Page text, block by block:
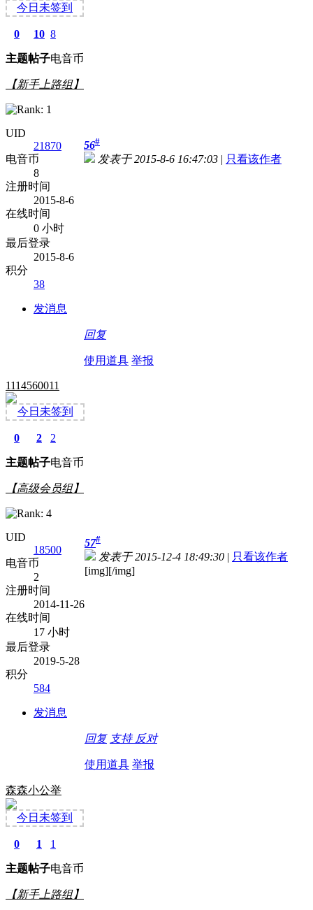
今日未签到
0
主题
10
帖子
8
电音币
【新手上路组】
UID
21870
电音币
8
注册时间
2015-8-6
在线时间
0 小时
最后登录
2015-8-6
积分
38
发消息
56#
发表于 2015-8-6 16:47:03 | 只看该作者
回复
使用道具 举报
1114560011
今日未签到
0
主题
2
帖子
2
电音币
【高级会员组】
UID
18500
电音币
2
注册时间
2014-11-26
在线时间
17 小时
最后登录
2019-5-28
积分
584
发消息
57#
发表于 2015-12-4 18:49:30 | 只看该作者
[img][/img]
回复 支持 反对
使用道具 举报
森森小公举
今日未签到
0
主题
1
帖子
1
电音币
【新手上路组】